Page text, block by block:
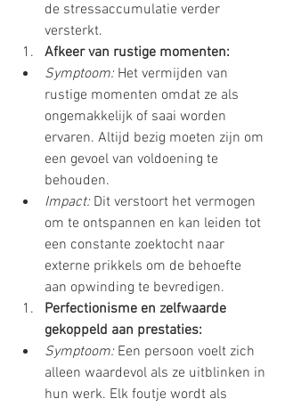
de stressaccumulatie verder
versterkt.
Afkeer van rustige momenten:
Symptoom: Het vermijden van
rustige momenten omdat ze als
ongemakkelijk of saai worden
ervaren. Altijd bezig moeten zijn om
een gevoel van voldoening te
behouden.
Impact: Dit verstoort het vermogen
om te ontspannen en kan leiden tot
een constante zoektocht naar
externe prikkels om de behoefte
aan opwinding te bevredigen.
Perfectionisme en zelfwaarde
gekoppeld aan prestaties:
Symptoom: Een persoon voelt zich
alleen waardevol als ze uitblinken in
hun werk. Elk foutje wordt als